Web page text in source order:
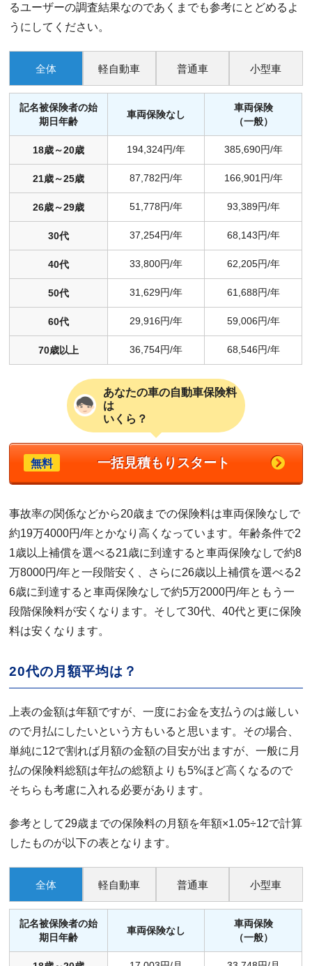
るユーザーの調査結果なのであくまでも参考にとどめるよ
うにしてください。
全体
記名被保険者の始
期日年齢
車両保険なし
車両保険
（一般）
18歳～20歳 194,324円/年 385,690円/年
21歳～25歳 87,782円/年 166,901円/年
26歳～29歳 51,778円/年 93,389円/年
30代 37,254円/年 68,143円/年
40代 33,800円/年 62,205円/年
50代 31,629円/年 61,688円/年
60代 29,916円/年 59,006円/年
70歳以上 36,754円/年 68,546円/年
軽自動車 普通車 小型車
あなたの車の自動車保険料
は
いくら？
無料 一括見積もりスタート
事故率の関係などから20歳までの保険料は車両保険なしで
約19万4000円/年とかなり高くなっています。年齢条件で2
1歳以上補償を選べる21歳に到達すると車両保険なしで約8
万8000円/年と一段階安く、さらに26歳以上補償を選べる2
6歳に到達すると車両保険なしで約5万2000円/年ともう一
段階保険料が安くなります。そして30代、40代と更に保険
料は安くなります。
20代の月額平均は？
上表の金額は年額ですが、一度にお金を支払うのは厳しい
ので月払にしたいという方もいると思います。その場合、
単純に12で割れば月額の金額の目安が出ますが、一般に月
払の保険料総額は年払の総額よりも5%ほど高くなるので
そちらも考慮に入れる必要があります。
参考として29歳までの保険料の月額を年額×1.05÷12で計算
したものが以下の表となります。
全体
記名被保険者の始
期日年齢
車両保険なし
車両保険
（一般）
軽自動車 普通車 小型車